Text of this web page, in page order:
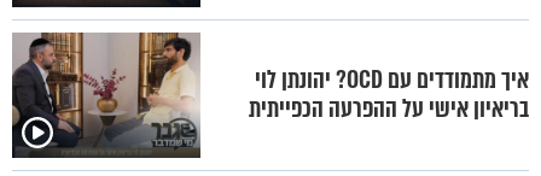
איך מתמודדים עם OCD? יהונתן לוי
בריאיון אישי על ההפרעה הכפייתית